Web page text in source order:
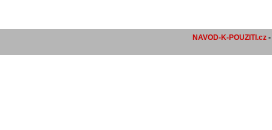
NAVOD-K-POUZITI.cz